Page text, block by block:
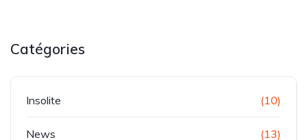
Catégories
Insolite (10)
News (13)